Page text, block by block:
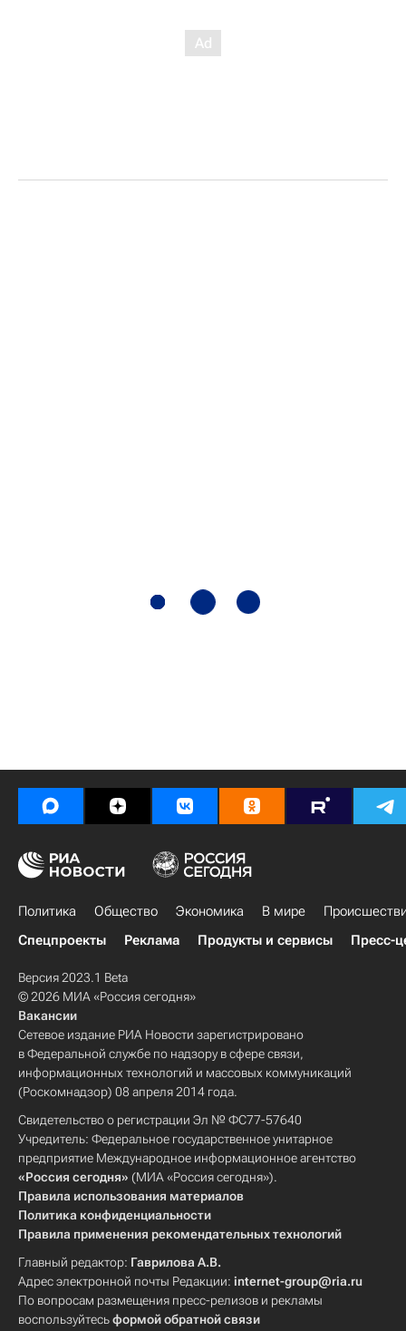
Политика Общество Экономика В мире
Спецпроекты
Реклама Продукты и сервисы Пресс-
Версия 2023.1 Beta
© 2026 МИА «Россия сегодня»
Вакансии
Сетевое издание РИА Новости зарегистрировано
в Федеральной службе по надзору в сфере связи,
информационных технологий и массовых коммуникаций
(Роскомнадзор) 08 апреля 2014 года.
Свидетельство о регистрации Эл № ФС77-57640
Учредитель: Федеральное государственное унитарное
предприятие Международное информационное агентство
«Россия сегодня» (МИА «Россия сегодня»).
Правила использования материалов
Политика конфиденциальности
Правила применения рекомендательных технологий
Главный редактор: Гаврилова А.В.
Адрес электронной почты Редакции: internet-group@ria.ru
По вопросам размещения пресс-релизов и рекламы
воспользуйтесьформой обратной связи